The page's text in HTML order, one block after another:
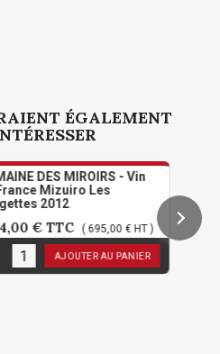
ÉGALEMENT
MIROIRS - Vin
Les
( 695,00 € HT )
AJOUTER AU PANIER